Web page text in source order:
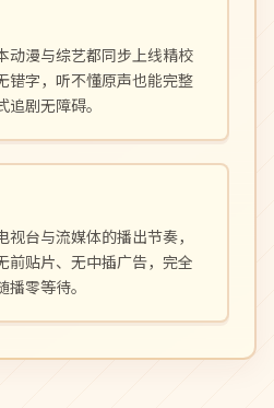
动漫与综艺都同步上线精校
错字，听不懂原声也能完整
剧无障碍。
台与流媒体的播出节奏，
前贴片、无中插广告，完全
零等待。